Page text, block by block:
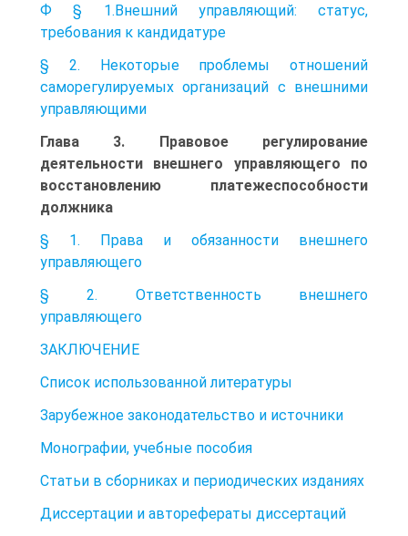
Ф § 1.Внешний управляющий: статус,
требования к кандидатуре
§ 2. Некоторые проблемы отношений
саморегулируемых организаций с внешними
управляющими
Глава 3. Правовое регулирование
деятельности внешнего управляющего по
восстановлению платежеспособности
должника
§ 1. Права и обязанности внешнего
управляющего
§ 2. Ответственность внешнего
управляющего
ЗАКЛЮЧЕНИЕ
Список использованной литературы
Зарубежное законодательство и источники
Монографии, учебные пособия
Статьи в сборниках и периодических изданиях
Диссертации и авторефераты диссертаций